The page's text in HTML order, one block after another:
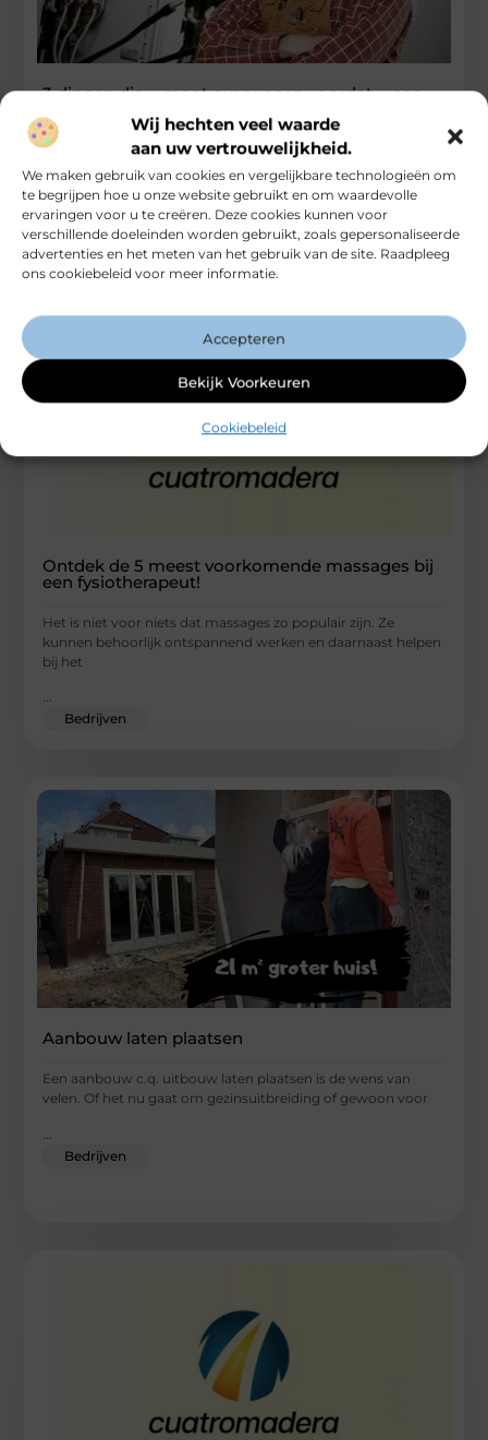
Wij hechten veel waarde
aan uw vertrouwelijkheid.
We maken gebruik van cookies en vergelijkbare technologieën om
te begrijpen hoe u onze website gebruikt en om waardevolle
ervaringen voor u te creëren. Deze cookies kunnen voor
verschillende doeleinden worden gebruikt, zoals gepersonaliseerde
advertenties en het meten van het gebruik van de site. Raadpleeg
ons cookiebeleid voor meer informatie.
Accepteren
Bekijk Voorkeuren
Cookiebeleid
3 dingen die u moet overwegen voordat u een
Er zijn zoveel elektriciens met verschillende tarieven en
diensten. Als je op zoek bent naar een elektricien, je hebt
elektriciens
...
Bedrijven
Ontdek de 5 meest voorkomende massages bij
een fysiotherapeut!
Het is niet voor niets dat massages zo populair zijn. Ze
kunnen behoorlijk ontspannend werken en daarnaast helpen
bij het
...
Bedrijven
Aanbouw laten plaatsen
Een aanbouw c.q. uitbouw laten plaatsen is de wens van
velen. Of het nu gaat om gezinsuitbreiding of gewoon voor
Bedrijven